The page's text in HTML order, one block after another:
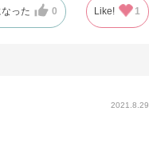
った 0 Like! 1
2021.8.29